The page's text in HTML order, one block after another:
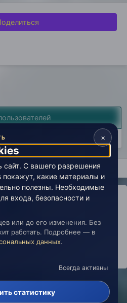
эту страницу.
Эзотерики Экстрасенсорика,
конфиденциальности
Настройки cookies
Живая Эзотерика
×
сайт. С вашего разрешения
покажут, какие материалы и
полезны. Необходимые
входа, безопасности и
или до его изменения. Без
работать. Подробнее — в
данных.
Всегда активны
статистику